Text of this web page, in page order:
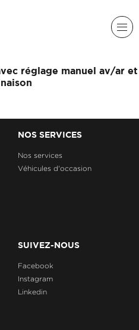
réglage manuel av/ar et
NOS SERVICES
Nos services
Véhicules d'occasion
SUIVEZ-NOUS
Facebook
Instagram
Linkedin